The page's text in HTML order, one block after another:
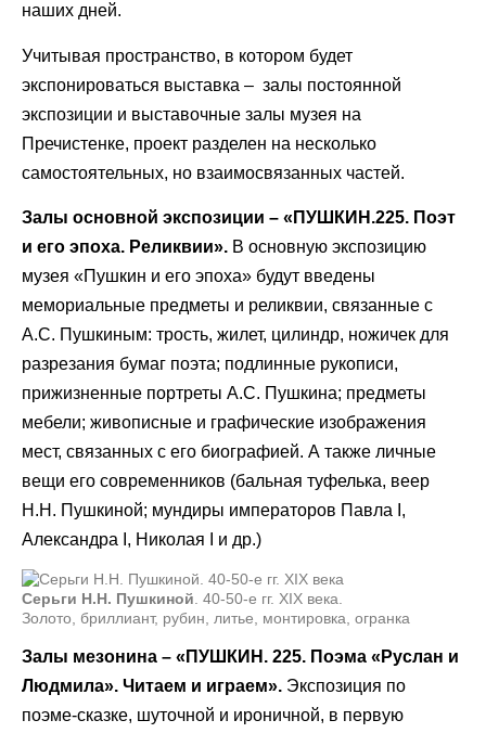
наших дней.
Учитывая пространство, в котором будет
экспонироваться выставка – залы постоянной
экспозиции и выставочные залы музея на
Пречистенке, проект разделен на несколько
самостоятельных, но взаимосвязанных частей.
Залы основной экспозиции – «ПУШКИН.225. Поэт
и его эпоха. Реликвии». В основную экспозицию
музея «Пушкин и его эпоха» будут введены
мемориальные предметы и реликвии, связанные с
А.С. Пушкиным: трость, жилет, цилиндр, ножичек для
разрезания бумаг поэта; подлинные рукописи,
прижизненные портреты А.С. Пушкина; предметы
мебели; живописные и графические изображения
мест, связанных с его биографией. А также личные
вещи его современников (бальная туфелька, веер
Н.Н. Пушкиной; мундиры императоров Павла I,
Александра I, Николая I и др.)
Серьги Н.Н. Пушкиной. 40-50-е гг. XIX века.
Золото, бриллиант, рубин, литье, монтировка, огранка
Залы мезонина – «ПУШКИН. 225. Поэма «Руслан и
Людмила». Читаем и играем». Экспозиция по
поэме-сказке, шуточной и ироничной, в первую